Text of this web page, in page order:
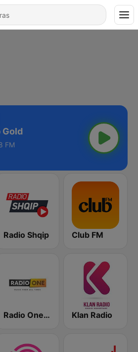
Gold
FM
Radio Shqip Club FM
Radio One Albania Klan Radio